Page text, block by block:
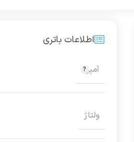
اطلاعات باتری
آمپر
ولتاژ